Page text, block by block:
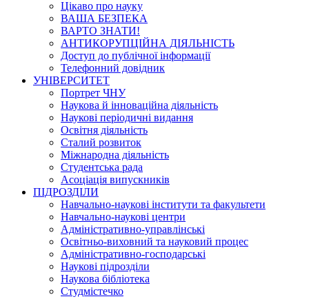
Цікаво про науку
ВАША БЕЗПЕКА
ВАРТО ЗНАТИ!
АНТИКОРУПЦІЙНА ДІЯЛЬНІСТЬ
Доступ до публічної інформації
Телефонний довідник
УНІВЕРСИТЕТ
Портрет ЧНУ
Наукова й інноваційна діяльність
Наукові періодичні видання
Освітня діяльність
Сталий розвиток
Міжнародна діяльність
Студентська рада
Асоціація випускників
ПІДРОЗДІЛИ
Навчально-наукові інститути та факультети
Навчально-наукові центри
Адміністративно-управлінські
Освітньо-виховний та науковий процес
Адміністративно-господарські
Наукові підрозділи
Наукова бібліотека
Студмістечко